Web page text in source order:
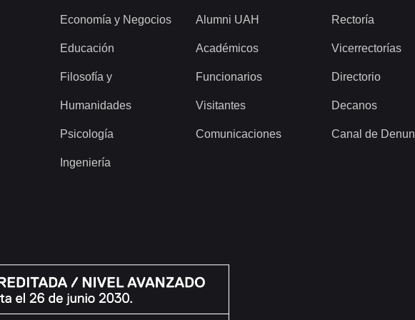
Economía y Negocios
Educación
Filosofía y
Humanidades
Psicología
Ingeniería
Alumni UAH
Académicos
Funcionarios
Visitantes
Comunicaciones
Rectoría
Vicerrectorías
Directorio
Decanos
Canal de